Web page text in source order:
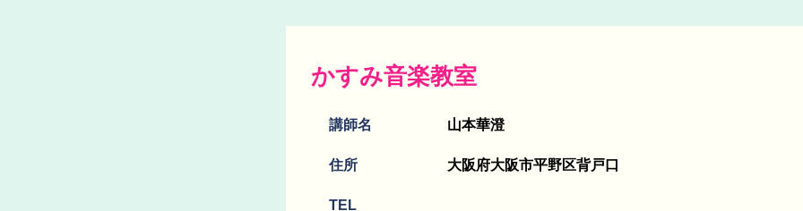
かすみ音楽教室
講師名 山本華澄
​住所 大阪府大阪市平野区背戸口
TEL